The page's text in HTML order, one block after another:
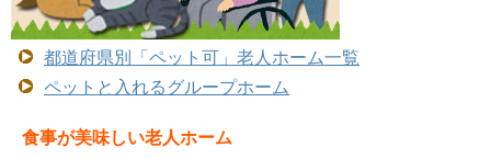
都道府県別「ペット可」老人ホーム一覧
ペットと入れるグループホーム
食事が美味しい老人ホーム